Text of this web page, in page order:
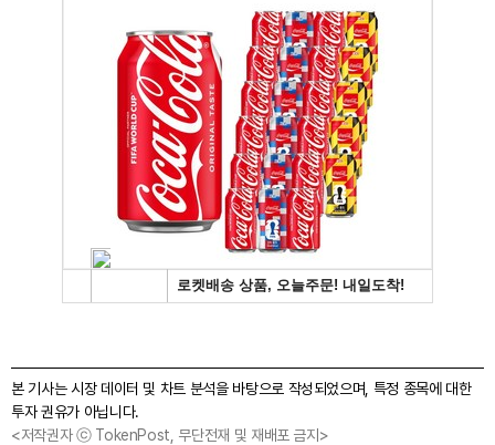
본 기사는 시장 데이터 및 차트 분석을 바탕으로 작성되었으며, 특정 종목에 대한
투자 권유가 아닙니다.
<저작권자 ⓒ TokenPost, 무단전재 및 재배포 금지>